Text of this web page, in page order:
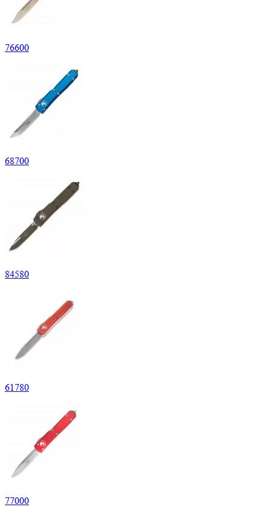
76600
68700
84580
61780
77000